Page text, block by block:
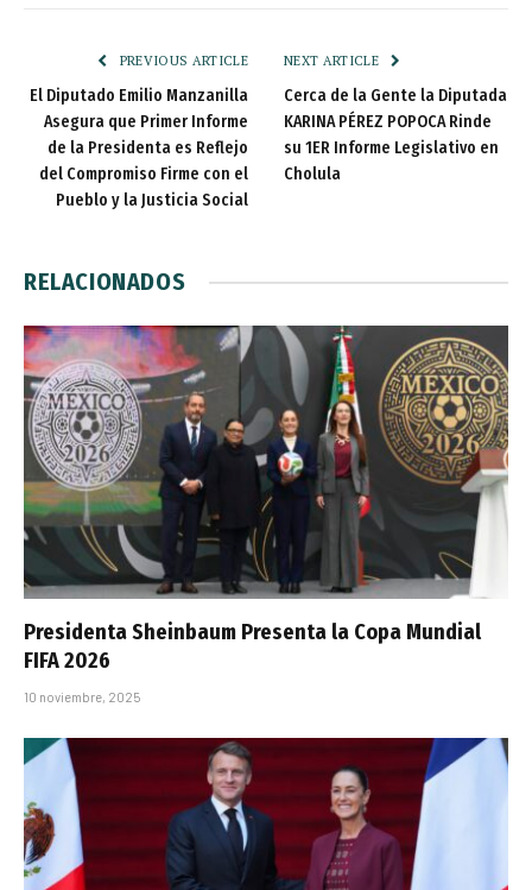
PREVIOUS ARTICLE
El Diputado Emilio Manzanilla
Asegura que Primer Informe
de la Presidenta es Reflejo
del Compromiso Firme con el
Pueblo y la Justicia Social
NEXT ARTICLE
Cerca de la Gente la Diputada
KARINA PÉREZ POPOCA Rinde
su 1ER Informe Legislativo en
Cholula
RELACIONADOS
Presidenta Sheinbaum Presenta la Copa Mundial
FIFA 2026
10 noviembre, 2025